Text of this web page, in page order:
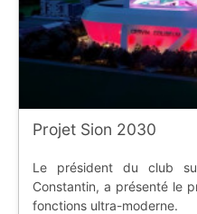
Projet Sion 2030
Le président du club
Constantin, a présenté le
fonctions ultra-moderne.